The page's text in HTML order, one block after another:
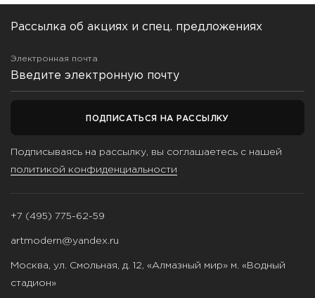
Рассылка об акциях и спец. предложениях
Электронная почта
ПОДПИСАТЬСЯ НА РАССЫЛКУ
Подписываясь на рассылку, вы соглашаетесь с нашей
политикой конфиденциальности
+7 (495) 775-62-59
artmodern@yandex.ru
Москва, ул. Смольная, д. 12, «Алмазный мир» м. «Водный
стадион»